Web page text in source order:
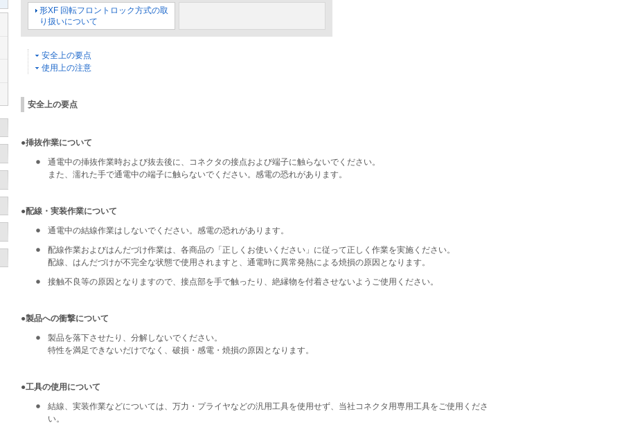
形XF 回転フロントロック方式の取
り扱いについて
安全上の要点
使用上の注意
安全上の要点
●挿抜作業について
通電中の挿抜作業時および抜去後に、コネクタの接点および端子に触らないでください。
また、濡れた手で通電中の端子に触らないでください。感電の恐れがあります。
●配線・実装作業について
通電中の結線作業はしないでください。感電の恐れがあります。
配線作業およびはんだづけ作業は、各商品の「正しくお使いください」に従って正しく作業を実施ください。
配線、はんだづけが不完全な状態で使用されますと、通電時に異常発熱による焼損の原因となります。
接触不良等の原因となりますので、接点部を手で触ったり、絶縁物を付着させないようご使用ください。
●製品への衝撃について
製品を落下させたり、分解しないでください。
特性を満足できないだけでなく、破損・感電・焼損の原因となります。
●工具の使用について
結線、実装作業などについては、万力・プライヤなどの汎用工具を使用せず、当社コネクタ用専用工具をご使用くださ
い。